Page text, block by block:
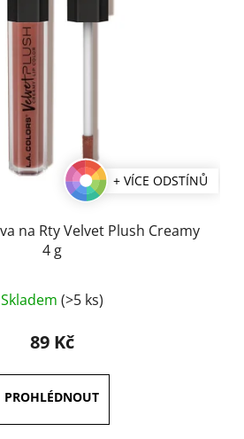
+ VÍCE ODSTÍNŮ
na Rty Velvet Plush Creamy
4 g
hodnocení
produktu
3,5
z
5
Skladem (>5 ks)
89 Kč